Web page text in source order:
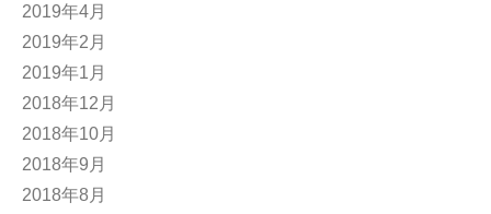
2019年4月
2019年2月
2019年1月
2018年12月
2018年10月
2018年9月
2018年8月